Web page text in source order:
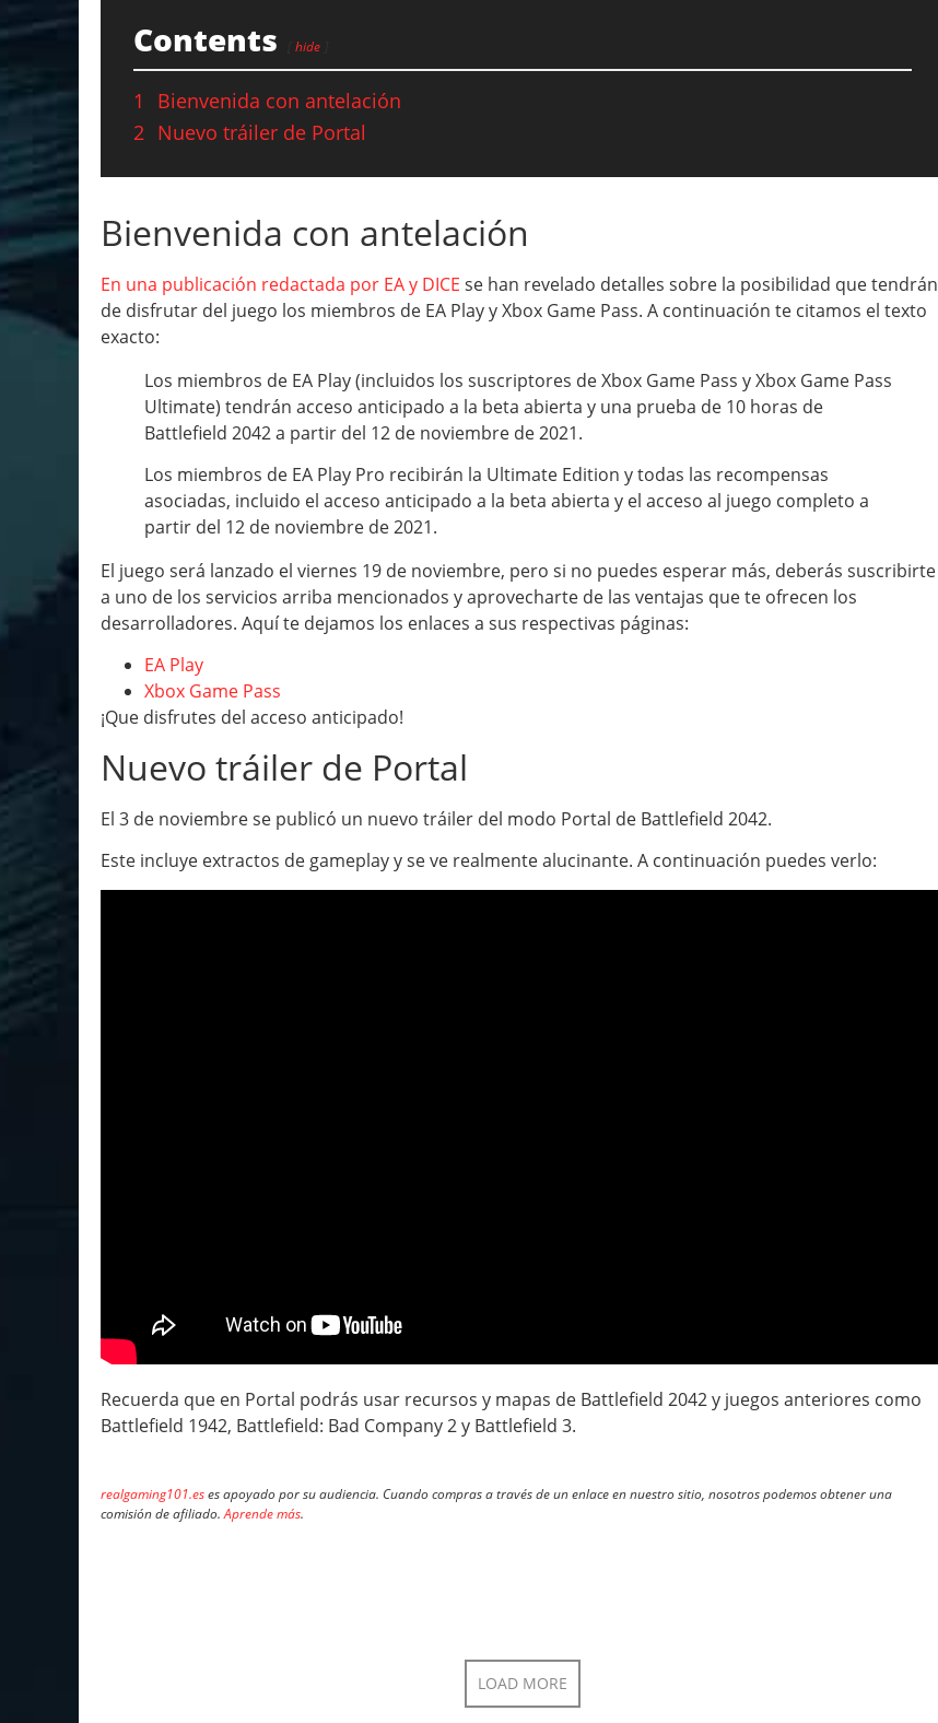
Contents hide
1
Bienvenida con antelación
2 Nuevo tráiler de Portal
Bienvenida con antelación
En una publicación redactada por EA y DICE se han revelado detalles sobre la posibilidad que tendrán
de disfrutar del juego los miembros de EA Play y Xbox Game Pass. A continuación te citamos el texto
exacto:
Los miembros de EA Play (incluidos los suscriptores de Xbox Game Pass y Xbox Game Pass
Ultimate) tendrán acceso anticipado a la beta abierta y una prueba de 10 horas de
Battlefield 2042 a partir del 12 de noviembre de 2021.
Los miembros de EA Play Pro recibirán la Ultimate Edition y todas las recompensas
asociadas, incluido el acceso anticipado a la beta abierta y el acceso al juego completo a
partir del 12 de noviembre de 2021.
El juego será lanzado el viernes 19 de noviembre, pero si no puedes esperar más, deberás suscribirte
a uno de los servicios arriba mencionados y aprovecharte de las ventajas que te ofrecen los
desarrolladores. Aquí te dejamos los enlaces a sus respectivas páginas:
EA Play
Xbox Game Pass
¡Que disfrutes del acceso anticipado!
Nuevo tráiler de Portal
El 3 de noviembre se publicó un nuevo tráiler del modo Portal de Battlefield 2042.
Este incluye extractos de gameplay y se ve realmente alucinante. A continuación puedes verlo:
Recuerda que en Portal podrás usar recursos y mapas de Battlefield 2042 y juegos anteriores como
Battlefield 1942, Battlefield: Bad Company 2 y Battlefield 3.
realgaming101.eses apoyado por su audiencia. Cuando compras a través de un enlace en nuestro sitio, nosotros podemos obtener una
comisión de afiliado.Aprende más.
LOAD MORE